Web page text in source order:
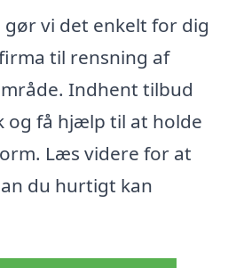
vi det enkelt for dig
til rensning af
Indhent tilbud
og få hjælp til at holde
Læs videre for at
du hurtigt kan